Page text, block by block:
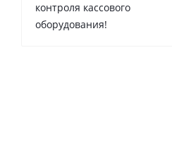
контроля кассового
оборудования!